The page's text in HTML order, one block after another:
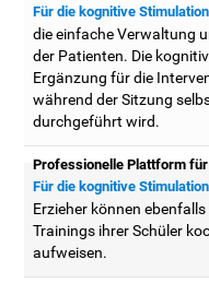
Für die kognitive
die einfache Verwaltung
der Patienten. Die
Ergänzung für die
während der Sitzung
durchgeführt wird.
Professionelle Plattform
Für die kognitive
Erzieher können
Trainings ihrer Schüler
aufweisen.